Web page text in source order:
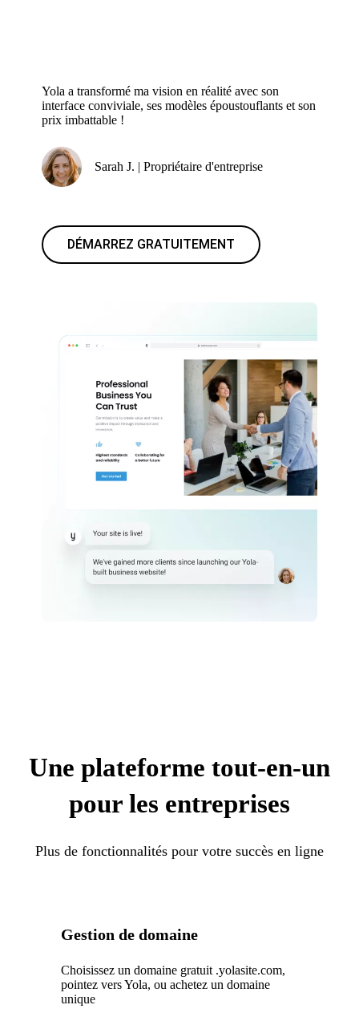
Yola a transformé ma vision en réalité avec son
interface conviviale, ses modèles époustouflants et son
prix imbattable !
Sarah J. | Propriétaire d'entreprise
DÉMARREZ GRATUITEMENT
Une plateforme tout-en-un
pour les entreprises
Plus de fonctionnalités pour votre succès en ligne
Gestion de domaine
Choisissez un domaine gratuit .yolasite.com,
pointez vers Yola, ou achetez un domaine
unique